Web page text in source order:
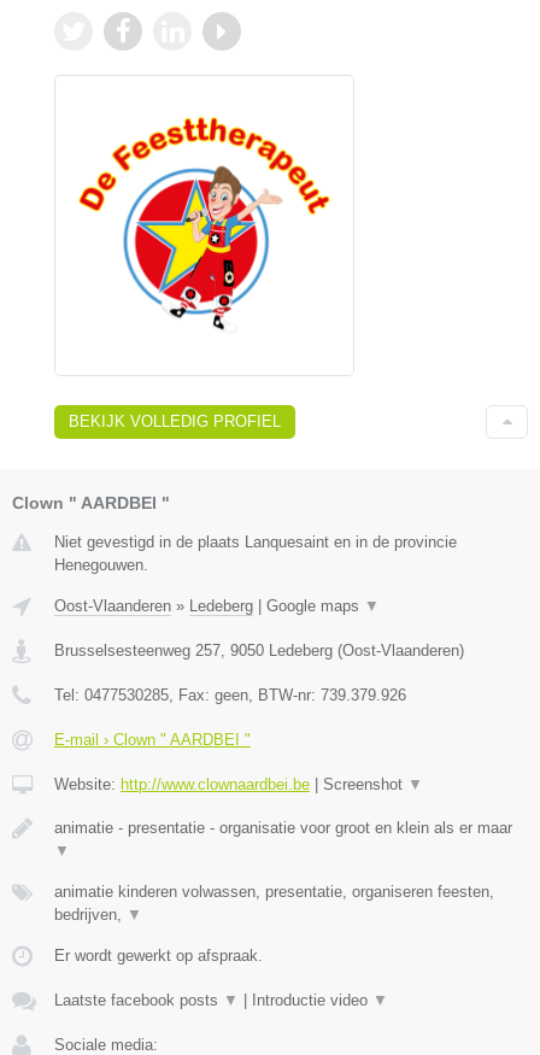
BEKIJK VOLLEDIG PROFIEL
Clown " AARDBEI "
Niet gevestigd in de plaats Lanquesaint en in de provincie
Henegouwen.
Oost-Vlaanderen » Ledeberg | Google maps ▼
Brusselsesteenweg 257 9050 Ledeberg (Oost-Vlaanderen)
Tel: 0477530285 , Fax: geen , BTW-nr: 739.379.926
E-mail › Clown " AARDBEI "
Website: http://www.clownaardbei.be | Screenshot ▼
animatie - presentatie - organisatie voor groot en klein als er maar
▼
animatie kinderen volwassen, presentatie, organiseren feesten,
bedrijven,
▼
Er wordt gewerkt op afspraak.
Laatste facebook posts ▼ | Introductie video ▼
Sociale media: